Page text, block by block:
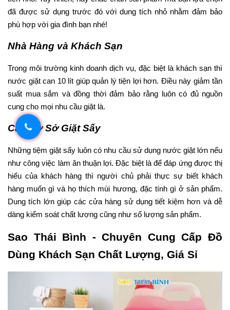
đã được sử dụng trước đó với dung tích nhỏ nhằm đảm bảo
phù hợp với gia đình bạn nhé!
Nhà Hàng và Khách Sạn
Trong môi trường kinh doanh dịch vụ, đặc biệt là khách sạn thì
nước giặt can 10 lít giúp quản lý tiện lợi hơn. Điều này giảm tần
suất mua sắm và đồng thời đảm bảo rằng luôn có đủ nguồn
cung cho mọi nhu cầu giặt là.
Các Cơ Sở Giặt Sấy
Những tiệm giặt sấy luôn có nhu cầu sử dụng nước giặt lớn nếu
như công việc làm ăn thuận lợi. Đặc biệt là để đáp ứng được thị
hiếu của khách hàng thì người chủ phải thực sự biết khách
hàng muốn gì và họ thích mùi hương, đặc tính gì ở sản phẩm.
Dung tích lớn giúp các cửa hàng sử dụng tiết kiệm hơn và dễ
dàng kiểm soát chất lượng cũng như số lượng sản phẩm.
Sao Thái Bình - Chuyên Cung Cấp Đồ
Dùng Khách Sạn Chất Lượng, Giá Sỉ